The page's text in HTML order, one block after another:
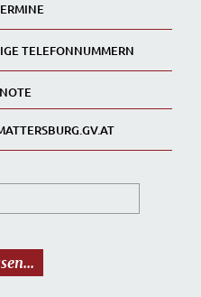
TELEFONNUMMERN